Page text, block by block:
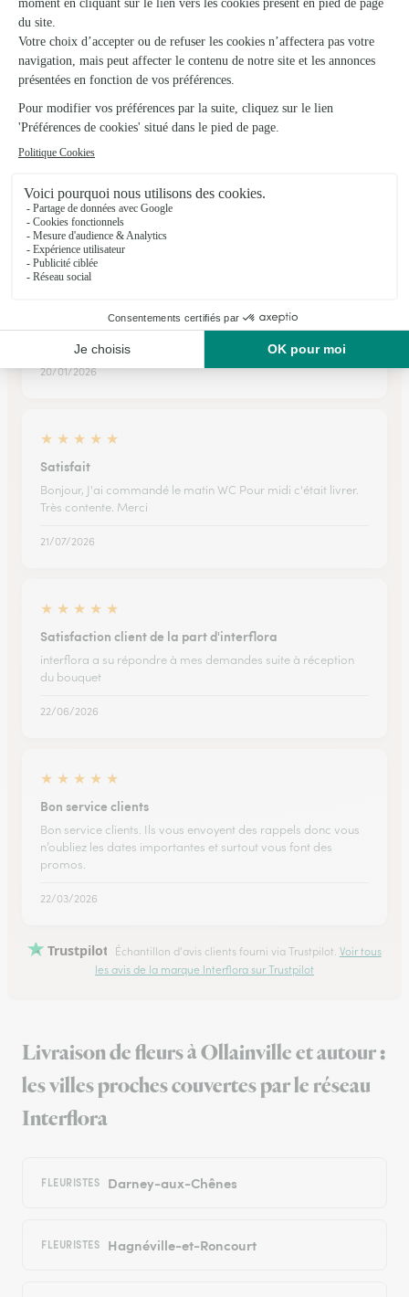
Mirecourt
★★
309, avenue Victor Hugo
Voir la boutique
Ils ont fait livrer des fleurs ou une plante à
Ollainville
★ ★ ★ ★
Comme prévu. RAD
20/01/2026
★ ★ ★ ★ ★
Satisfait
Bonjour, J'ai commandé le matin WC Pour midi c'était livrer.
Très contente. Merci
21/07/2026
★ ★ ★ ★ ★
Satisfaction client de la part d'interflora
interflora a su répondre à mes demandes suite à réception
du bouquet
22/06/2026
★ ★ ★ ★ ★
Bon service clients
Bon service clients. Ils vous envoyent des rappels donc vous
n’oubliez les dates importantes et surtout vous font des
promos.
22/03/2026
Trustpilot Échantillon d'avis clients fourni via Trustpilot. Voir tous
les avis de la marque Interflora sur Trustpilot
Livraison de fleurs à Ollainville et autour :
les villes proches couvertes par le réseau
Interflora
FLEURISTES Darney-aux-Chênes
FLEURISTES Hagnéville-et-Roncourt